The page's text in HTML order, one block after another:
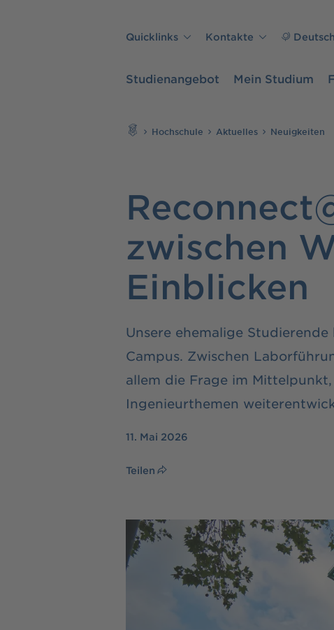
Studienangebot Mein Studium
Quicklinks Kontakte Deutsch
Hochschule Aktuelles Neuigkeiten
zwischen
Einblicken
Unsere ehemalige
Campus. Zwischen
allem die Frage im
Ingenieurthemen
11. Mai 2026
Teilen